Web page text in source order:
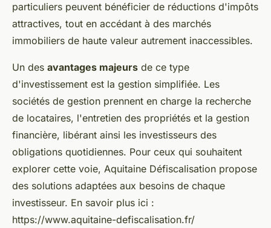
particuliers peuvent bénéficier de réductions d'impôts
attractives, tout en accédant à des marchés
immobiliers de haute valeur autrement inaccessibles.
Un des avantages majeurs de ce type
d'investissement est la gestion simplifiée. Les
sociétés de gestion prennent en charge la recherche
de locataires, l'entretien des propriétés et la gestion
financière, libérant ainsi les investisseurs des
obligations quotidiennes. Pour ceux qui souhaitent
explorer cette voie, Aquitaine Défiscalisation propose
des solutions adaptées aux besoins de chaque
investisseur. En savoir plus ici :
https://www.aquitaine-defiscalisation.fr/